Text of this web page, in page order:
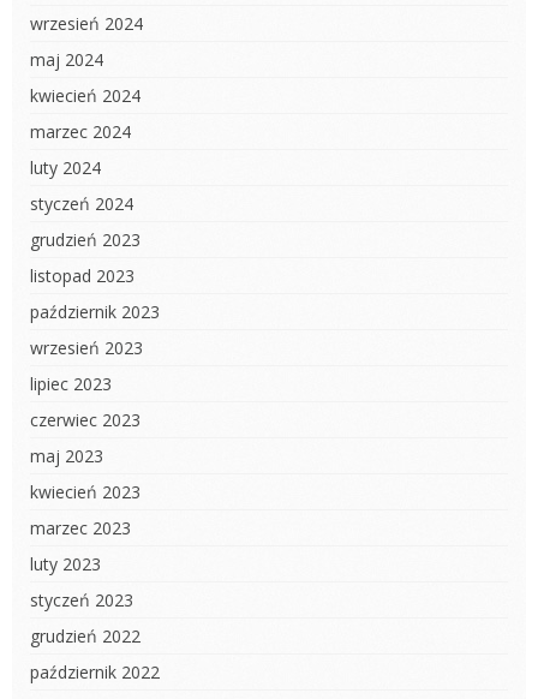
wrzesień 2024
maj 2024
kwiecień 2024
marzec 2024
luty 2024
styczeń 2024
grudzień 2023
listopad 2023
październik 2023
wrzesień 2023
lipiec 2023
czerwiec 2023
maj 2023
kwiecień 2023
marzec 2023
luty 2023
styczeń 2023
grudzień 2022
październik 2022